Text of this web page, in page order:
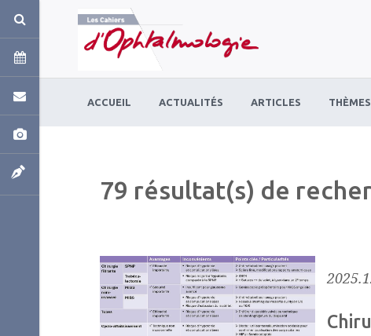
ACCUEIL ACTUALITÉS ARTICLES THÈMES
79 résultat(s) de
Panneau de gestion des cookies